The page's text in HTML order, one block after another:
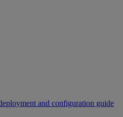
and configuration guide